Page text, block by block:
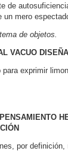
de
un mero
de objetos.
VACUO
para exprimir
por